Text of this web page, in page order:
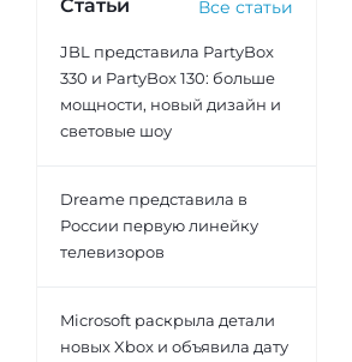
Статьи Все статьи
JBL представила PartyBox
330 и PartyBox 130: больше
мощности, новый дизайн и
световые шоу
Dreame представила в
России первую линейку
телевизоров
Microsoft раскрыла детали
новых Xbox и объявила дату